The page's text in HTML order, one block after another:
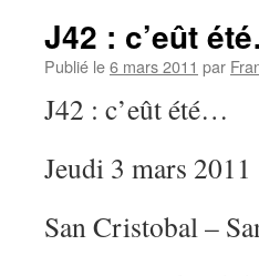
J42 : c’eût
Publié le6 mars 2011 par
J42 : c’eût été…
Jeudi 3 mars 2011
San Cristobal –